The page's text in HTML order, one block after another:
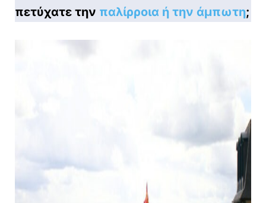
πετύχατε την παλίρροια ή την άμπωτη;